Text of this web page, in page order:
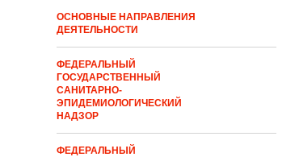
ОСНОВНЫЕ НАПРАВЛЕНИЯ
ДЕЯТЕЛЬНОСТИ
ФЕДЕРАЛЬНЫЙ
ГОСУДАРСТВЕННЫЙ
САНИТАРНО-
ЭПИДЕМИОЛОГИЧЕСКИЙ
НАДЗОР
ФЕДЕРАЛЬНЫЙ